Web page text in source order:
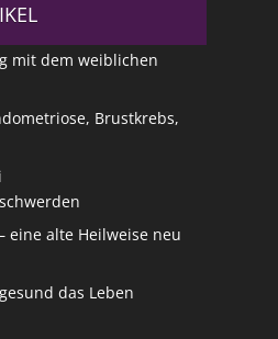
mit dem weiblichen
Brustkrebs,
eine alte Heilweise neu
das Leben